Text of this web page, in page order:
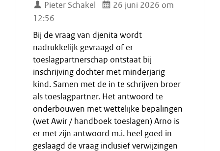
Pieter Schakel
26 juni 2026 om
12:56
Bij de vraag van djenita wordt
nadrukkelijk gevraagd of er
toeslagpartnerschap ontstaat bij
inschrijving dochter met minderjarig
kind. Samen met de in te schrijven broer
als toeslagpartner. Het antwoord te
onderbouwen met wettelijke bepalingen
(wet Awir / handboek toeslagen) Arno is
er met zijn antwoord m.i. heel goed in
geslaagd de vraag inclusief verwijzingen